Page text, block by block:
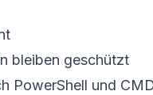
bleiben geschützt
PowerShell und